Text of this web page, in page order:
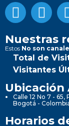
Nuestras
Estos No son
Total de
Visitantes
Ubicación
Calle 12 No 7 -
Bogotá -
Horarios